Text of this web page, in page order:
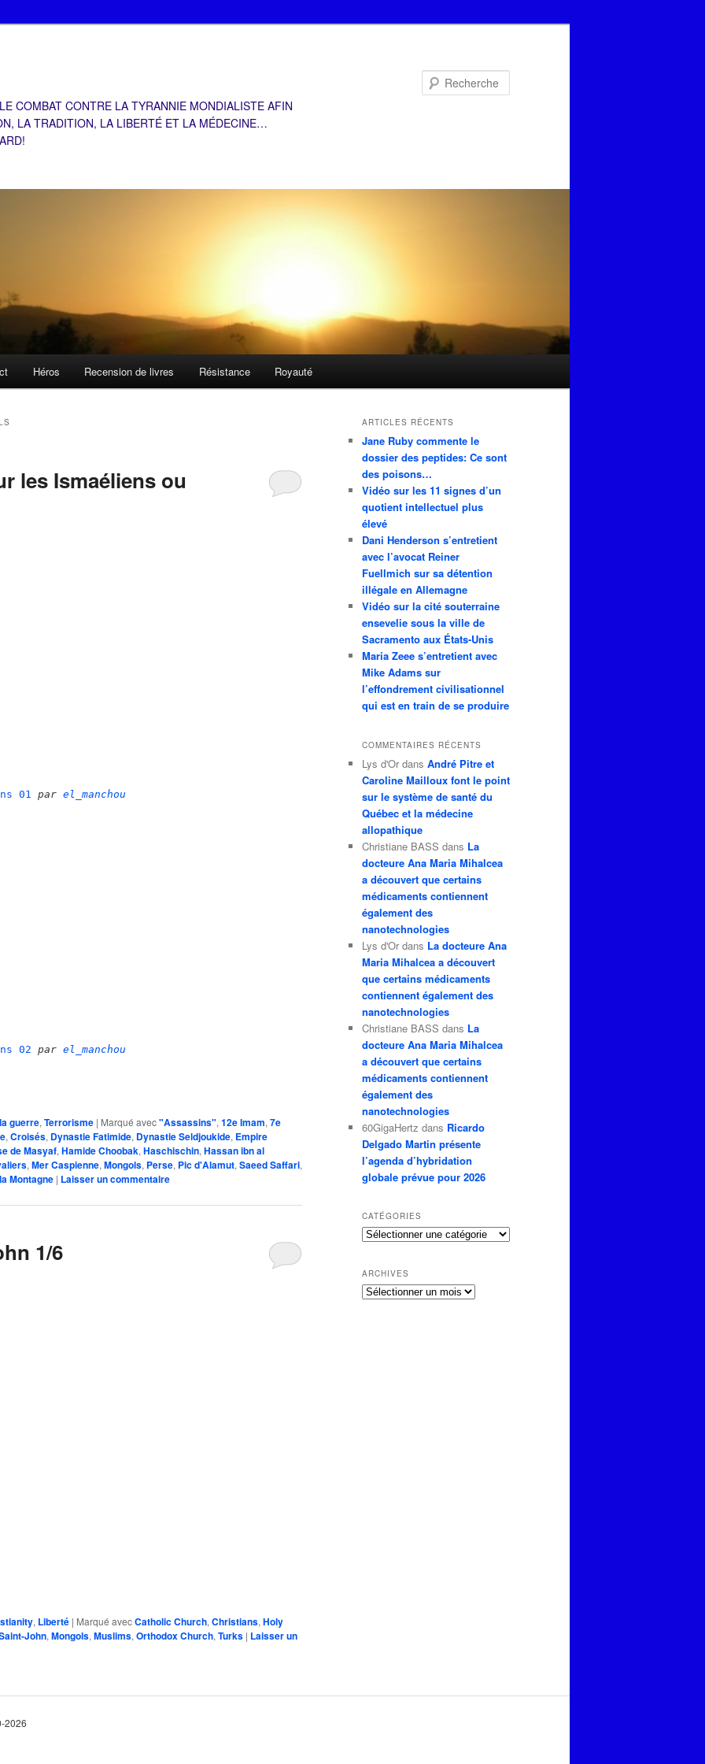
COMBAT CONTRE LA TYRANNIE MONDIALISTE AFIN
LA TRADITION, LA LIBERTÉ ET LA MÉDECINE…
Héros Recension de livres Résistance Royauté
les Ismaéliens ou
01 par el_manchou
02 par el_manchou
guerre, Terrorisme | Marqué avec"Assassins", 12e Imam, 7e
, Croisés, Dynastie Fatimide, Dynastie Seldjoukide, Empire
de Masyaf, Hamide Choobak, Haschischin, Hassan ibn al
, Mer Caspienne, Mongols, Perse, Pic d'Alamut, Saeed Saffari,
Montagne | Laisser un commentaire
1/6
, Liberté | Marqué avecCatholic Church, Christians, Holy
John, Mongols, Muslims, Orthodox Church, Turks | Laisser un
ARTICLES RÉCENTS
Jane Ruby commente le
dossier des peptides: Ce sont
des poisons…
Vidéo sur les 11 signes d’un
quotient intellectuel plus
élevé
Dani Henderson s’entretient
avec l’avocat Reiner
Fuellmich sur sa détention
illégale en Allemagne
Vidéo sur la cité souterraine
ensevelie sous la ville de
Sacramento aux États-Unis
Maria Zeee s’entretient avec
Mike Adams sur
l’effondrement civilisationnel
qui est en train de se produire
COMMENTAIRES RÉCENTS
Lys d'Or dans André Pitre et
Caroline Mailloux font le point
sur le système de santé du
Québec et la médecine
allopathique
Christiane BASS dans La
docteure Ana Maria Mihalcea
a découvert que certains
médicaments contiennent
également des
nanotechnologies
Lys d'Or dans La docteure Ana
Maria Mihalcea a découvert
que certains médicaments
contiennent également des
nanotechnologies
Christiane BASS dans La
docteure Ana Maria Mihalcea
a découvert que certains
médicaments contiennent
également des
nanotechnologies
60GigaHertz dans Ricardo
Delgado Martin présente
l’agenda d’hybridation
globale prévue pour 2026
CATÉGORIES
Catégories
ARCHIVES
Archives
2026